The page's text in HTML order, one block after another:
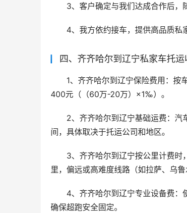
3、客户确定与我们达成合作后，
4、我方依约接车，提供高品质私
四、齐齐哈尔到辽宁私家车托运
1、齐齐哈尔到辽宁保险费用：
400元（（60万-20万）×1‰）。
2、齐齐哈尔到辽宁基础运费：汽
间，具体取决于托运公司和地区。
3、齐齐哈尔到辽宁按公里计费
里，偏远或高难度线路（如拉萨、乌鲁
4、齐齐哈尔到辽宁专业设备费：
确保超跑安全固定。